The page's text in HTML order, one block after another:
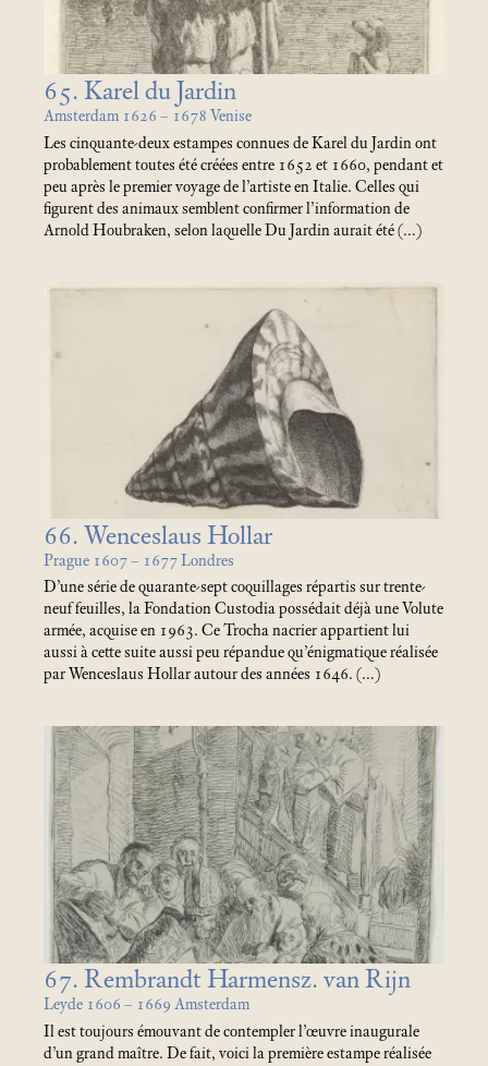
65. Karel du Jardin
Amsterdam 1626 – 1678 Venise
Les cinquante-deux estampes connues de Karel du Jardin ont
probablement toutes été créées entre 1652 et 1660, pendant et
peu après le premier voyage de l’artiste en Italie. Celles qui
figurent des animaux semblent confirmer l’information de
Arnold Houbraken, selon laquelle Du Jardin aurait été (…)
66. Wenceslaus Hollar
Prague 1607 – 1677 Londres
D’une série de quarante-sept coquillages répartis sur trente-
neuf feuilles, la Fondation Custodia possédait déjà une Volute
armée, acquise en 1963. Ce Trocha nacrier appartient lui
aussi à cette suite aussi peu répandue qu’énigmatique réalisée
par Wenceslaus Hollar autour des années 1646. (…)
67. Rembrandt Harmensz. van Rijn
Leyde 1606 – 1669 Amsterdam
Il est toujours émouvant de contempler l’œuvre inaugurale
d’un grand maître. De fait, voici la première estampe réalisée